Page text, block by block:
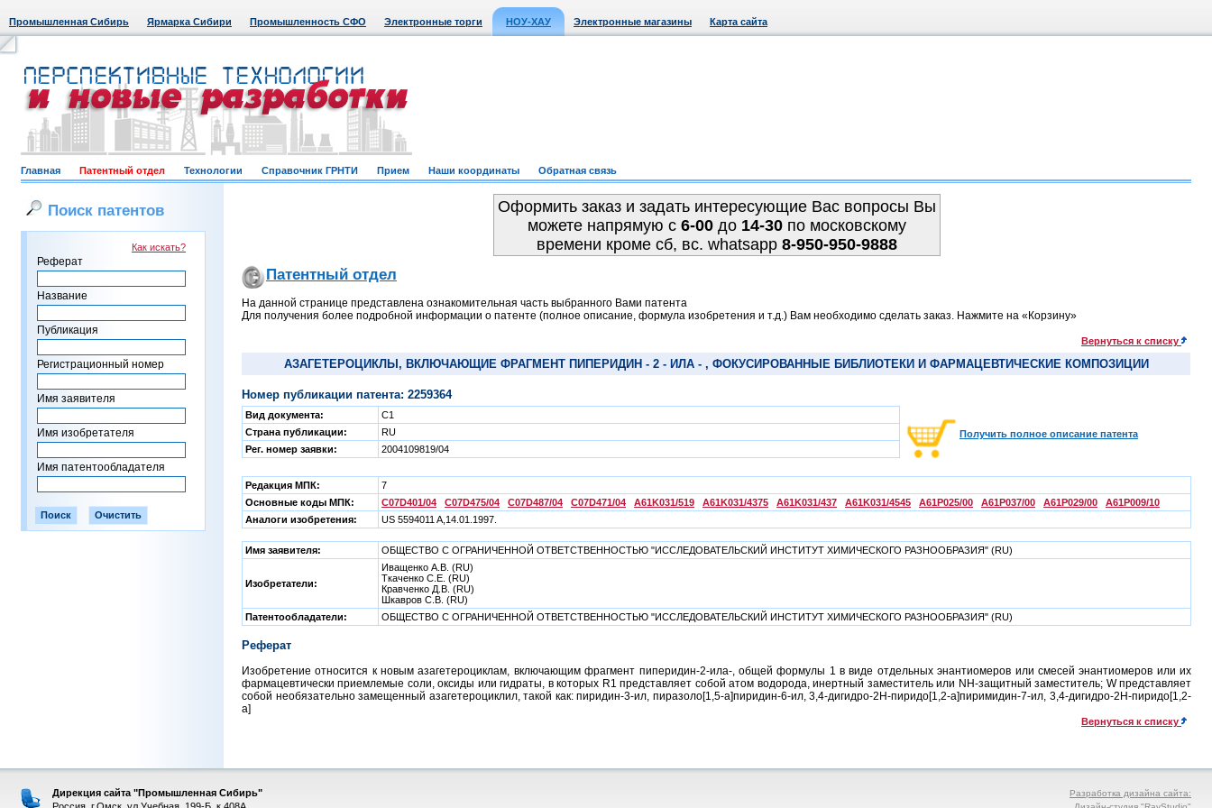
Промышленная Сибирь Ярмарка Сибири Промышленность СФО Электронные торги НОУ-ХАУ Электронные магазины Карта сайта
Главная Патентный отдел Технологии Справочник ГРНТИ Прием Наши координаты Обратная связь
Поиск патентов
Как искать?
Реферат
Название
Публикация
Регистрационный номер
Имя заявителя
Имя изобретателя
Имя патентообладателя
Оформить заказ и задать интересующие Вас вопросы Вы
можете напрямую c 6-00до 14-30по московскому
времени кроме сб, вс. whatsapp 8-950-950-9888
Патентный отдел
На данной странице представлена ознакомительная часть выбранного Вами патента
Для получения более подробной информации о патенте (полное описание, формула изобретения и т.д.) Вам необходимо сделать заказ. Нажмите на «Корзину»
Вернуться к списку
АЗАГЕТЕРОЦИКЛЫ, ВКЛЮЧАЮЩИЕ ФРАГМЕНТ ПИПЕРИДИН - 2 - ИЛА - , ФОКУСИРОВАННЫЕ БИБЛИОТЕКИ И ФАРМАЦЕВТИЧЕСКИЕ КОМПОЗИЦИИ
Номер публикации патента: 2259364
Вид документа:
C1
Страна публикации:
RU
Рег. номер заявки:
2004109819/04
Получить полное описание патента
Редакция МПК:
7
Основные коды МПК:
C07D401/04 C07D475/04 C07D487/04 C07D471/04 A61K031/519 A61K031/4375 A61K031/437 A61K031/4545 A61P025/00 A61P037/00 A61P029/00
A61P009/10
Аналоги изобретения:
US 5594011 A,14.01.1997.
Имя заявителя: ОБЩЕСТВО С ОГРАНИЧЕННОЙ ОТВЕТСТВЕННОСТЬЮ "ИССЛЕДОВАТЕЛЬСКИЙ ИНСТИТУТ ХИМИЧЕСКОГО РАЗНООБРАЗИЯ" (RU)
Изобретатели:
Иващенко А.В. (RU)
Ткаченко С.Е. (RU)
Кравченко Д.В. (RU)
Шкавров С.В. (RU)
Патентообладатели:
ОБЩЕСТВО С ОГРАНИЧЕННОЙ ОТВЕТСТВЕННОСТЬЮ "ИССЛЕДОВАТЕЛЬСКИЙ ИНСТИТУТ ХИМИЧЕСКОГО РАЗНООБРАЗИЯ" (RU)
Реферат
Изобретение относится к новым азагетероциклам, включающим фрагмент пиперидин-2-ила-, общей формулы 1 в виде отдельных энантиомеров или смесей энантиомеров или их
фармацевтически приемлемые соли, оксиды или гидраты, в которых R1 представляет собой атом водорода, инертный заместитель или NH-защитный заместитель; W представляет
собой необязательно замещенный азагетероциклил, такой как: пиридин-3-ил, пиразоло[1,5-а]пиридин-6-ил, 3,4-дигидро-2Н-пиридо[1,2-а]пиримидин-7-ил, 3,4-дигидро-2Н-пиридо[1,2-
а]
Вернуться к списку
Дирекция сайта "Промышленная Сибирь"
Разработка дизайна сайта: